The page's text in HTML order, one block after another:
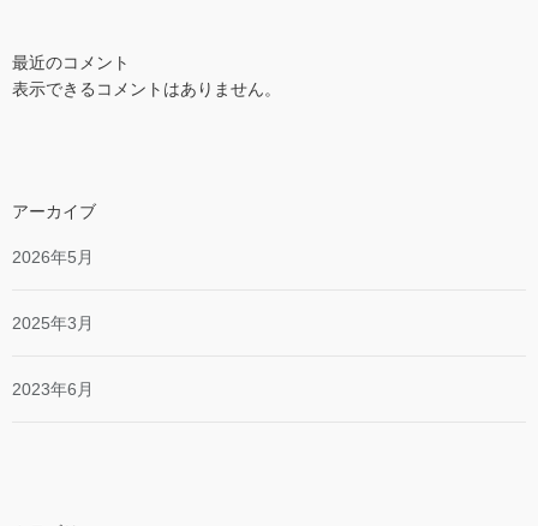
最近のコメント
表示できるコメントはありません。
アーカイブ
2026年5月
2025年3月
2023年6月